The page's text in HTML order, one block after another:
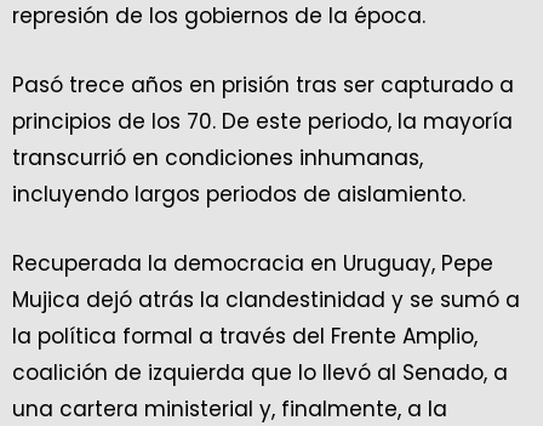
represión de los gobiernos de la época.
Pasó trece años en prisión tras ser capturado a
principios de los 70. De este periodo, la mayoría
transcurrió en condiciones inhumanas,
incluyendo largos periodos de aislamiento.
Recuperada la democracia en Uruguay, Pepe
Mujica dejó atrás la clandestinidad y se sumó a
la política formal a través del Frente Amplio,
coalición de izquierda que lo llevó al Senado, a
una cartera ministerial y, finalmente, a la